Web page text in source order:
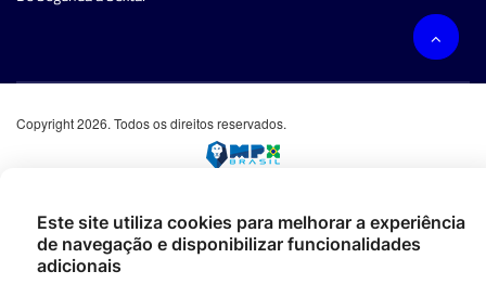
Copyright 2026. Todos os direitos reservados.
Este site utiliza cookies para melhorar a experiência
de navegação e disponibilizar funcionalidades
adicionais